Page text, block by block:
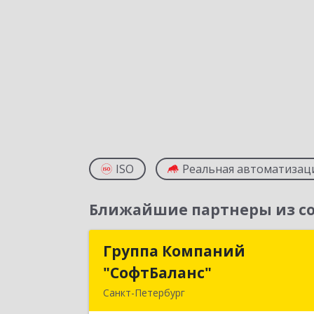
ISO Реальная
Ближайшие партнеры из
Группа Компаний
"СофтБаланс"
Санкт-Петербург
Группа Компаний
"СофтБаланс"